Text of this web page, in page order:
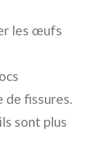
les œufs
fissures.
sont plus